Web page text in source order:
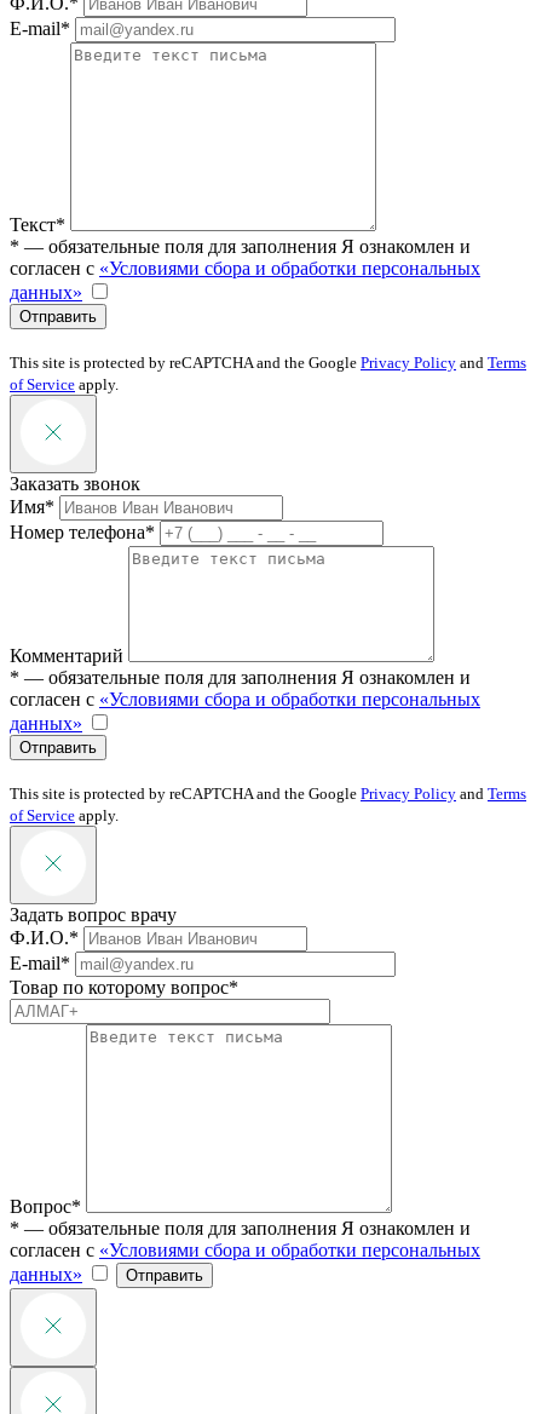
E-mail*
Текст*
* — обязательные поля для заполнения Я ознакомлен и
согласен с «Условиями сбора и обработки персональных
данных»
Отправить
This site is protected by reCAPTCHA and the Google Privacy Policy and Terms
of Service apply.
Заказать звонок
Имя*
Номер телефона*
Комментарий
* — обязательные поля для заполнения Я ознакомлен и
согласен с «Условиями сбора и обработки персональных
данных»
Отправить
This site is protected by reCAPTCHA and the Google Privacy Policy and Terms
of Service apply.
Задать вопрос врачу
Ф.И.О.*
E-mail*
Товар по которому вопрос*
Вопрос*
* — обязательные поля для заполнения Я ознакомлен и
согласен с «Условиями сбора и обработки персональных
данных»
Отправить